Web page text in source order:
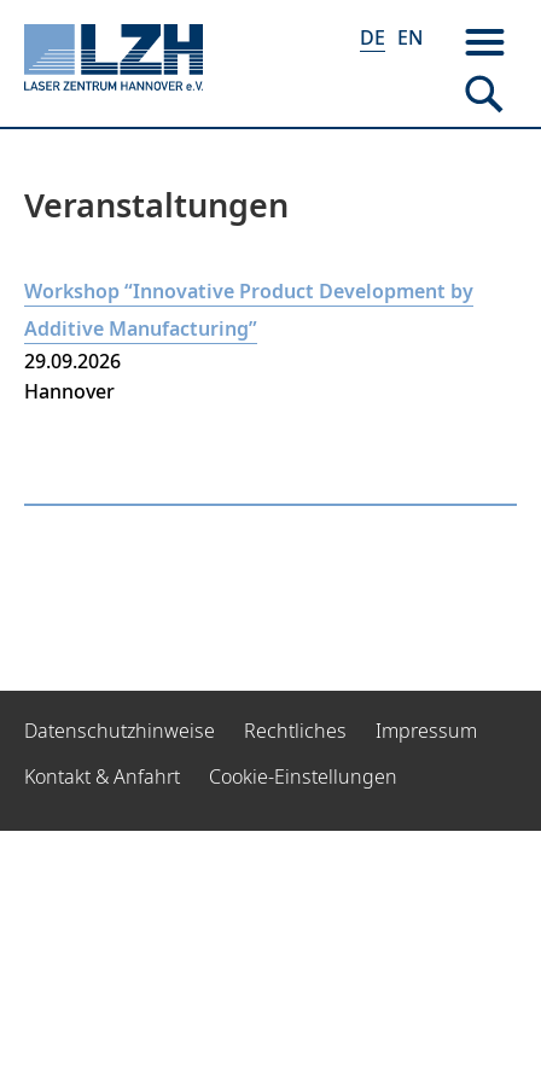
Direkt
DE EN
Veranstaltungen
Workshop “Innovative Product Development by
Additive Manufacturing”
29.09.2026
Hannover
Datenschutzhinweise Rechtliches
Impressum
Kontakt & Anfahrt
Cookie-Einstellungen